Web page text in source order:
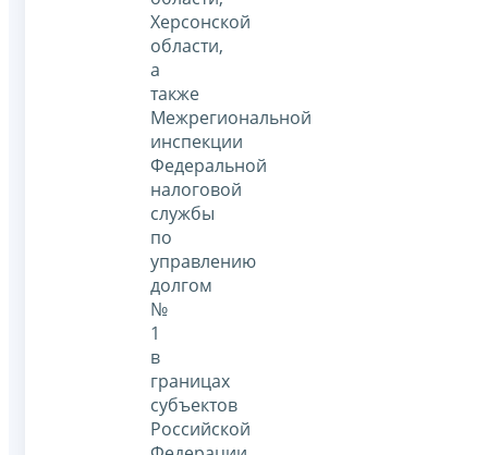
Херсонской
области,
а
также
Межрегиональной
инспекции
Федеральной
налоговой
службы
по
управлению
долгом
№
1
в
границах
субъектов
Российской